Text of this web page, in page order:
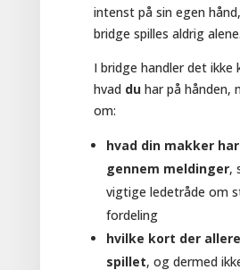
intenst på sin egen
bridge spilles aldrig alene.
I bridge handler det ikke
hvad duhar på hånden,
om:
hvad din makker
gennem meldinger,
vigtige ledetråde om
fordeling
hvilke kort der
spillet, og dermed